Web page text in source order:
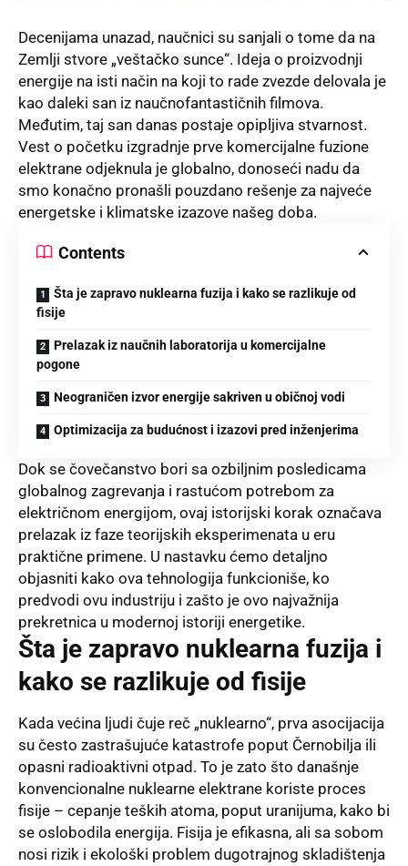
Decenijama unazad, naučnici su sanjali o tome da na
Zemlji stvore „veštačko sunce“. Ideja o proizvodnji
energije na isti način na koji to rade zvezde delovala je
kao daleki san iz naučnofantastičnih filmova.
Međutim, taj san danas postaje opipljiva stvarnost.
Vest o početku izgradnje prve komercijalne fuzione
elektrane odjeknula je globalno, donoseći nadu da
smo konačno pronašli pouzdano rešenje za najveće
energetske i klimatske izazove našeg doba.
Contents
Šta je zapravo nuklearna fuzija i kako se razlikuje od
fisije
Prelazak iz naučnih laboratorija u komercijalne
pogone
Neograničen izvor energije sakriven u običnoj vodi
Optimizacija za budućnost i izazovi pred inženjerima
Dok se čovečanstvo bori sa ozbiljnim posledicama
globalnog zagrevanja i rastućom potrebom za
električnom energijom, ovaj istorijski korak označava
prelazak iz faze teorijskih eksperimenata u eru
praktične primene. U nastavku ćemo detaljno
objasniti kako ova tehnologija funkcioniše, ko
predvodi ovu industriju i zašto je ovo najvažnija
prekretnica u modernoj istoriji energetike.
Šta je zapravo nuklearna fuzija i
kako se razlikuje od fisije
Kada većina ljudi čuje reč „nuklearno“, prva asocijacija
su često zastrašujuće katastrofe poput Černobilja ili
opasni radioaktivni otpad. To je zato što današnje
konvencionalne nuklearne elektrane koriste proces
fisije – cepanje teških atoma, poput uranijuma, kako bi
se oslobodila energija. Fisija je efikasna, ali sa sobom
nosi rizik i ekološki problem dugotrajnog skladištenja